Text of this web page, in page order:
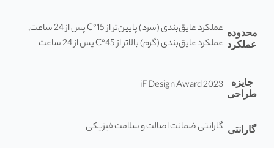
محدوده
عملکرد
عملکرد عایق‌بندی (سرد) پایین‌تر از 15°C پس از 24 ساعت,
عملکرد عایق‌بندی (گرم) بالاتر از 45°C پس از 24 ساعت
جایزه
طراحی
iF Design Award 2023
گارانتی گارانتی ضمانت اصالت و سلامت فیزیکی